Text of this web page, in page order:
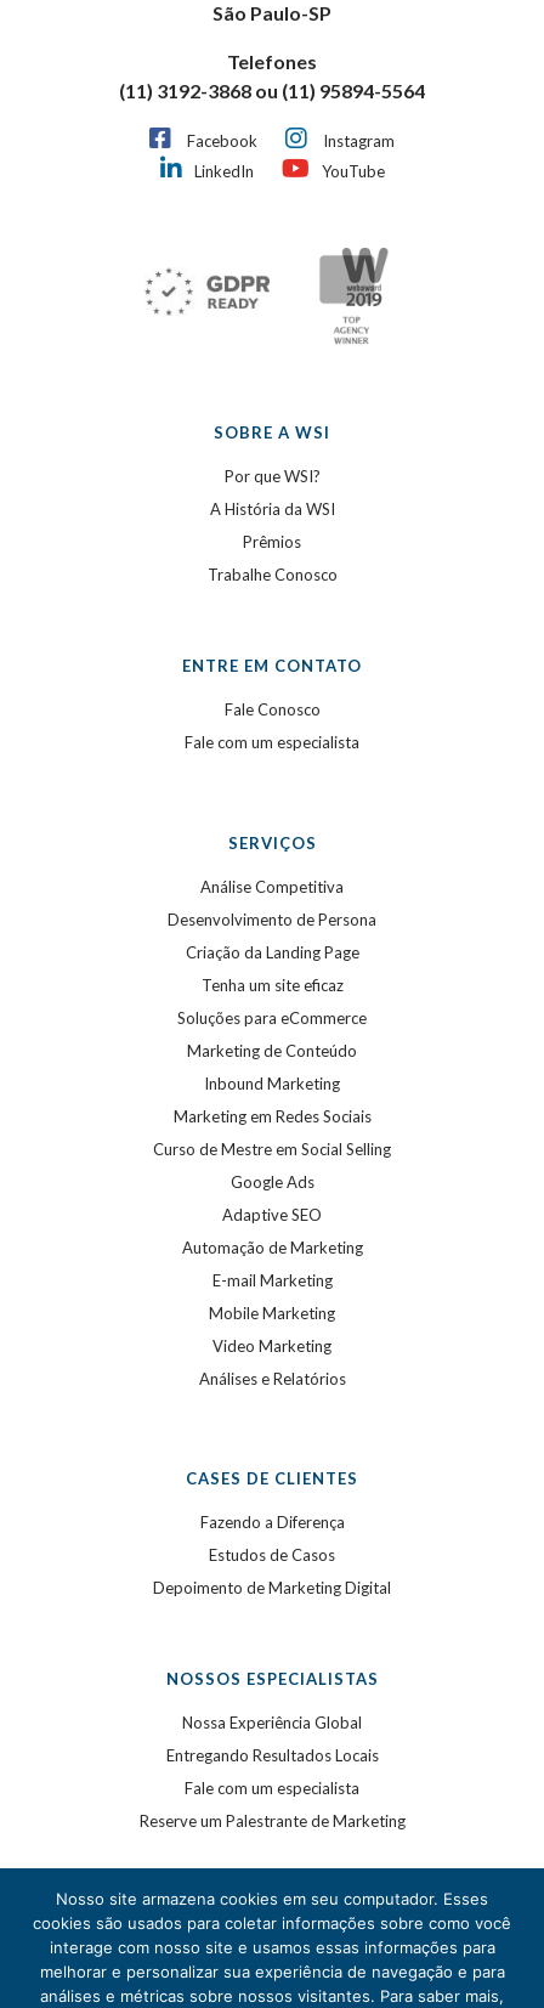
São Paulo-SP
Telefones
(11) 3192-3868 ou (11) 95894-5564
Facebook
Instagram
LinkedIn
YouTube
SOBRE A WSI
Por que WSI?
A História da WSI
Prêmios
Trabalhe Conosco
ENTRE EM CONTATO
Fale Conosco
Fale com um especialista
SERVIÇOS
Análise Competitiva
Desenvolvimento de Persona
Criação da Landing Page
Tenha um site eficaz
Soluções para eCommerce
Marketing de Conteúdo
Inbound Marketing
Marketing em Redes Sociais
Curso de Mestre em Social Selling
Google Ads
Adaptive SEO
Automação de Marketing
E-mail Marketing
Mobile Marketing
Video Marketing
Análises e Relatórios
CASES DE CLIENTES
Fazendo a Diferença
Estudos de Casos
Depoimento de Marketing Digital
NOSSOS ESPECIALISTAS
Nossa Experiência Global
Entregando Resultados Locais
Fale com um especialista
Reserve um Palestrante de Marketing
Nosso site armazena cookies em seu computador. Esses
cookies são usados para coletar informações sobre como você
interage com nosso site e usamos essas informações para
melhorar e personalizar sua experiência de navegação e para
análises e métricas sobre nossos visitantes. Para saber mais,